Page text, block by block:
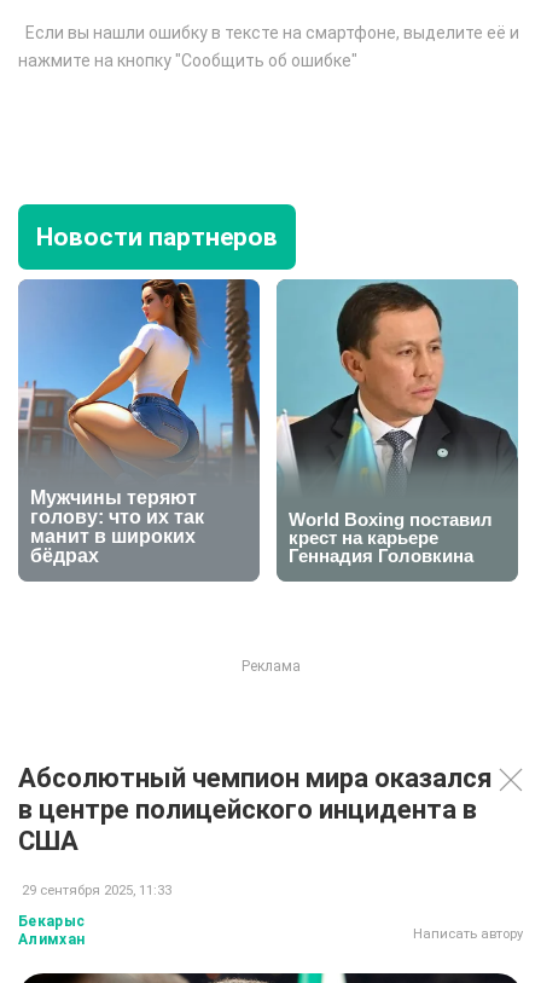
Если вы нашли ошибку в тексте на смартфоне, выделите её и
нажмите на кнопку "Сообщить об ошибке"
Новости партнеров
Абсолютный чемпион мира оказался
в центре полицейского инцидента в
США
29 сентября 2025, 11:33
Бекарыс
Алимхан
Написать автору